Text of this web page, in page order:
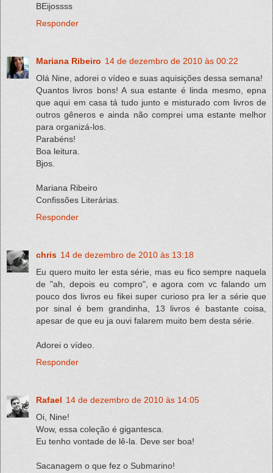
BEijossss
Responder
Mariana Ribeiro 14 de dezembro de 2010 às 00:22
Olá Nine, adorei o vídeo e suas aquisições dessa semana!
Quantos livros bons! A sua estante é linda mesmo, epna
que aqui em casa tá tudo junto e misturado com livros de
outros gêneros e ainda não comprei uma estante melhor
para organizá-los.
Parabéns!
Boa leitura.
Bjos.
Mariana Ribeiro
Confissões Literárias.
Responder
chris 14 de dezembro de 2010 às 13:18
Eu quero muito ler esta série, mas eu fico sempre naquela
de "ah, depois eu compro", e agora com vc falando um
pouco dos livros eu fikei super curioso pra ler a série que
por sinal é bem grandinha, 13 livros é bastante coisa,
apesar de que eu ja ouvi falarem muito bem desta série.
Adorei o vídeo.
Responder
Rafael 14 de dezembro de 2010 às 14:05
Oi, Nine!
Wow, essa coleção é gigantesca.
Eu tenho vontade de lê-la. Deve ser boa!
Sacanagem o que fez o Submarino!